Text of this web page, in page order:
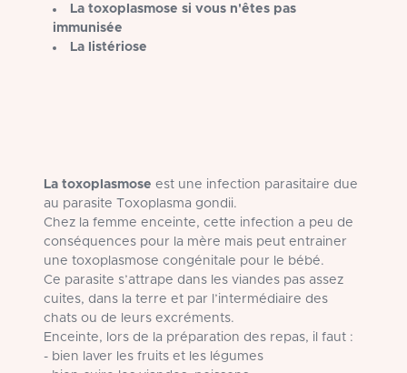
La toxoplasmose si vous n'êtes pas
immunisée
La listériose
La toxoplasmose est une infection parasitaire due
au parasite Toxoplasma gondii.
Chez la femme enceinte, cette infection a peu de
conséquences pour la mère mais peut entrainer
une toxoplasmose congénitale pour le bébé.
Ce parasite s’attrape dans les viandes pas assez
cuites, dans la terre et par l’intermédiaire des
chats ou de leurs excréments.
Enceinte, lors de la préparation des repas, il faut :
- bien laver les fruits et les légumes